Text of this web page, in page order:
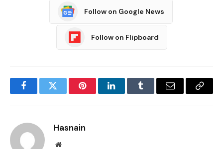
Follow on Google News
Follow on Flipboard
FacebookTwitter PinterestLinkedInTumblr Email
Copy
Hasnain
Website